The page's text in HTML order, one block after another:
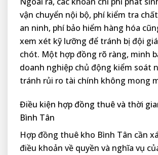
vận chuyển nội bộ, phí kiểm tra
an ninh, phí bảo hiểm hàng hóa
xem xét kỹ lưỡng để tránh bị đội
chót. Một hợp đồng rõ ràng, minh
doanh nghiệp chủ động kiểm soát
tránh rủi ro tài chính không mong
Điều kiện hợp đồng thuê và thời
Bình Tân
Hợp đồng thuê kho Bình Tân cần
điều khoản về quyền và nghĩa vụ